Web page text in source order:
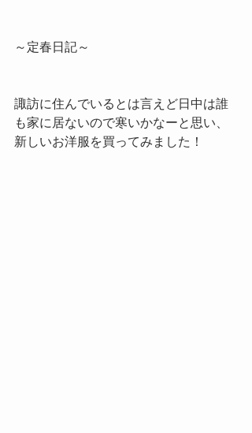
～定春日記～
諏訪に住んでいるとは言えど日中は誰
も家に居ないので寒いかなーと思い、
新しいお洋服を買ってみました！